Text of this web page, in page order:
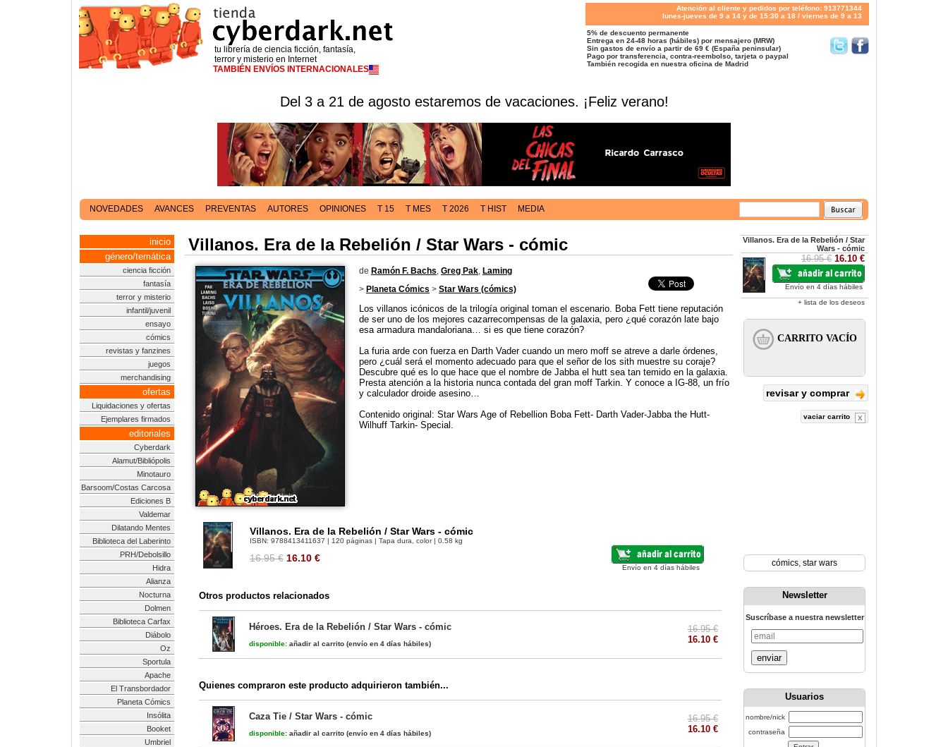
tu librería de ciencia ficción, fantasía,
terror y misterio en Internet
TAMBIÉN ENVÍOS INTERNACIONALES
Atención al cliente y pedidos por teléfono: 913771344
lunes-jueves de 9 a 14 y de 15:30 a 18 / viernes de 9 a 13
5% de descuento permanente
Entrega en 24-48 horas (hábiles) por mensajero (MRW)
Sin gastos de envío a partir de 69 € (España peninsular)
Pago por transferencia, contra-reembolso, tarjeta o paypal
También recogida en nuestra oficina de Madrid
Del 3 a 21 de agosto estaremos de vacaciones. ¡Feliz verano!
NOVEDADES AVANCES PREVENTAS AUTORES OPINIONES T 15 T MES T 2026 T HIST MEDIA
inicio
género/temática
ciencia ficción
fantasía
terror y misterio
infantil/juvenil
ensayo
cómics
revistas y fanzines
juegos
merchandising
ofertas
Liquidaciones y ofertas
Ejemplares firmados
editoriales
Cyberdark
Alamut/Bibliópolis
Minotauro
Barsoom/Costas Carcosa
Ediciones B
Valdemar
Dilatando Mentes
Biblioteca del Laberinto
PRH/Debolsillo
Hidra
Alianza
Nocturna
Dolmen
Biblioteca Carfax
Diábolo
Oz
Sportula
Apache
El Transbordador
Planeta Cómics
Insólita
Booket
Umbriel
Villanos. Era de la Rebelión / Star Wars - cómic
de Ramón F. Bachs, Greg Pak, Laming
> Planeta Cómics > Star Wars (cómics)
Los villanos icónicos de la trilogía original toman el escenario. Boba Fett tiene reputación
de ser uno de los mejores cazarrecompensas de la galaxia, pero ¿qué corazón late bajo
esa armadura mandaloriana… si es que tiene corazón?
La furia arde con fuerza en Darth Vader cuando un mero moff se atreve a darle órdenes,
pero ¿cuál será el momento adecuado para que el señor de los sith muestre su coraje?
Descubre qué es lo que hace que el nombre de Jabba el hutt sea tan temido en la galaxia.
Presta atención a la historia nunca contada del gran moff Tarkin. Y conoce a IG-88, un frío
y calculador droide asesino…
Contenido original: Star Wars Age of Rebellion Boba Fett- Darth Vader-Jabba the Hutt-
Wilhuff Tarkin- Special.
Villanos. Era de la Rebelión / Star Wars - cómic
ISBN: 9788413411637 | 120 páginas | Tapa dura, color | 0.58 kg
16.95 € 16.10 €
Envío en 4 días hábiles
Otros productos relacionados
Héroes. Era de la Rebelión / Star Wars - cómic
disponible: añadir al carrito (envío en 4 días hábiles)
16.95 €
16.10 €
Quienes compraron este producto adquirieron también...
Caza Tie / Star Wars - cómic
disponible: añadir al carrito (envío en 4 días hábiles)
16.95 €
16.10 €
Villanos. Era de la Rebelión / Star
Wars - cómic
16.95 € 16.10 €
Envío en 4 días hábiles
+ lista de los deseos
revisar y comprar
vaciar carrito
cómics, star wars
Newsletter
Suscríbase a nuestra newsletter
enviar
Usuarios
nombre/nick
contraseña